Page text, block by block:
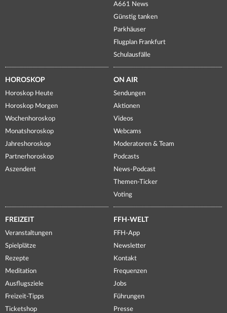
A661 News
Günstig tanken
Parkhäuser
Flugplan Frankfurt
Schulausfälle
HOROSKOP
Horoskop Heute
Horoskop Morgen
Wochenhoroskop
Monatshoroskop
Jahreshoroskop
Partnerhoroskop
Aszendent
ON AIR
Sendungen
Aktionen
Videos
Webcams
Moderatoren & Team
Podcasts
News-Podcast
Themen-Ticker
Voting
FREIZEIT
Veranstaltungen
Spielplätze
Rezepte
Meditation
Ausflugsziele
Freizeit-Tipps
Ticketshop
FFH-WELT
FFH-App
Newsletter
Kontakt
Frequenzen
Jobs
Führungen
Presse